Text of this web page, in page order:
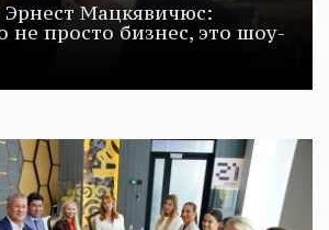
Мацкявичюс:
не просто бизнес, это шоу-